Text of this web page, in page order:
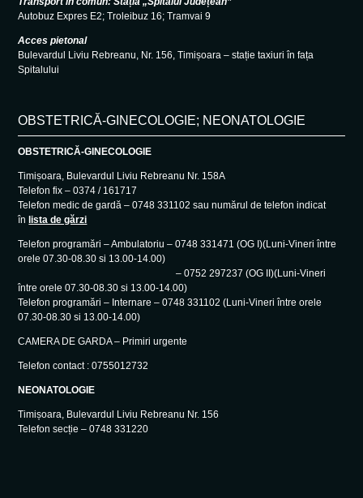
Autobuz Expres E2; Troleibuz 16; Tramvai 9
Acces pietonal
Bulevardul Liviu Rebreanu, Nr. 156, Timișoara – stație taxiuri în fața
Spitalului
OBSTETRICĂ-GINECOLOGIE; NEONATOLOGIE
OBSTETRICĂ-GINECOLOGIE
Timișoara, Bulevardul Liviu Rebreanu Nr. 158A
Telefon fix – 0374 / 161717
Telefon medic de gardă – 0748 331102 sau numărul de telefon indicat
în lista de gărzi
Telefon programări – Ambulatoriu – 0748 331471 (OG I)(Luni-Vineri între
orele 07.30-08.30 si 13.00-14.00)
– 0752 297237 (OG II)(Luni-Vineri
între orele 07.30-08.30 si 13.00-14.00)
Telefon programări – Internare – 0748 331102 (Luni-Vineri între orele
07.30-08.30 si 13.00-14.00)
CAMERA DE GARDA – Primiri urgente
Telefon contact : 0755012732
NEONATOLOGIE
Timișoara, Bulevardul Liviu Rebreanu Nr. 156
Telefon secție – 0748 331220